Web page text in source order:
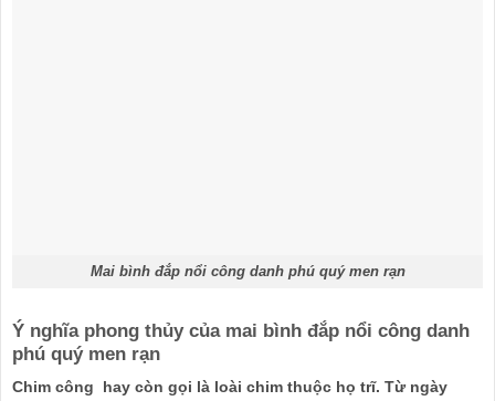
Mai bình đắp nổi công danh phú quý men rạn
Ý nghĩa phong thủy của mai bình đắp nổi công danh
phú quý men rạn
Chim công hay còn gọi là loài chim thuộc họ trĩ. Từ ngày